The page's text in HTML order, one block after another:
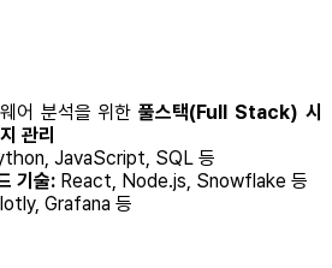
어 분석을 위한풀스택(Full Stack) 시
관리
JavaScript, SQL 등
기술: React, Node.js, Snowflake 등
Grafana 등